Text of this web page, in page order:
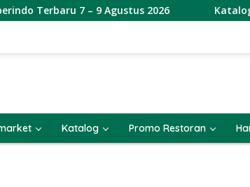
– 9 Agustus 2026 Katalog Promo JSM
Katalog Promo Restoran